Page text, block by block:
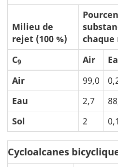
Milieu de
rejet (100 %)
C9 Air
Air
99,0
Eau
2,7
Sol
2 0,1
Cycloalcanes